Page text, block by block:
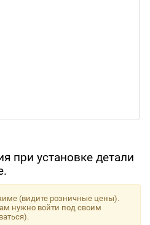
при установке детали
(видите розничные цены).
нужно войти под своим